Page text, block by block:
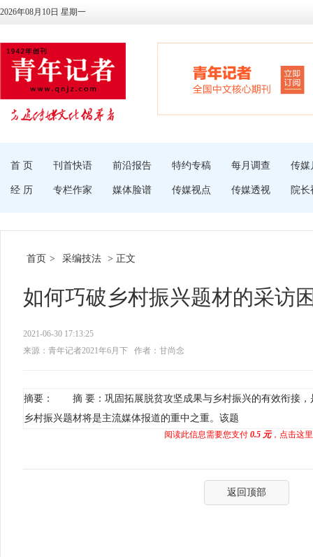
2026年08月10日 星期一
首 页 刊首快语 前沿报告 特约专稿 每月调查 传媒
经 历 专栏作家 媒体脸谱 传媒视点 传媒透视 院长
首页 > 采编技法 > 正文
如何巧破乡村振兴题材的采访
2021-06-30 17:13:25
来源：青年记者2021年6月下
作者：甘尚念
摘要： 摘 要：巩固拓展脱贫攻坚成果与乡村振兴的有效衔接，
乡村振兴题材将是主流媒体报道的重中之重。该题
阅读此信息需要您支付 0.5 元，点击这
返回顶部